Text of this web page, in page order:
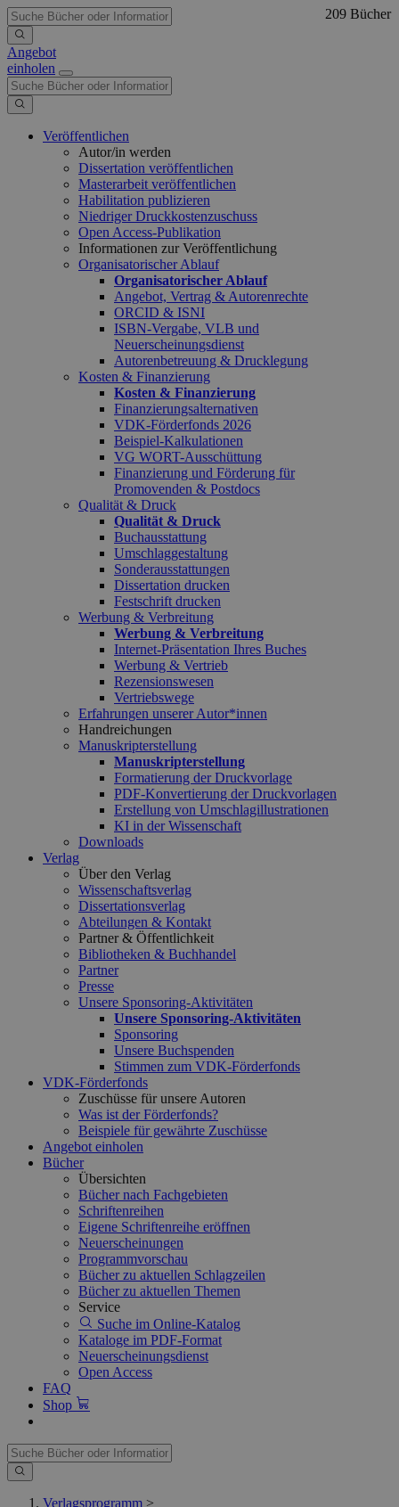
Angebot
einholen
Veröffentlichen
Autor/in werden
Dissertation veröffentlichen
Masterarbeit veröffentlichen
Habilitation publizieren
Niedriger Druckkostenzuschuss
Open Access-Publikation
Informationen zur Veröffentlichung
Organisatorischer Ablauf
Organisatorischer Ablauf
Angebot, Vertrag & Autorenrechte
ORCID & ISNI
ISBN-Vergabe, VLB und
Neuerscheinungsdienst
Autorenbetreuung & Drucklegung
Kosten & Finanzierung
Kosten & Finanzierung
Finanzierungsalternativen
VDK-Förderfonds 2026
Beispiel-Kalkulationen
VG WORT-Ausschüttung
Finanzierung und Förderung für
Promovenden & Postdocs
Qualität & Druck
Qualität & Druck
Buchausstattung
Umschlaggestaltung
Sonderausstattungen
Dissertation drucken
Festschrift drucken
Werbung & Verbreitung
Werbung & Verbreitung
Internet-Präsentation Ihres Buches
Werbung & Vertrieb
Rezensionswesen
Vertriebswege
Erfahrungen unserer Autor*innen
Handreichungen
Manuskripterstellung
Manuskripterstellung
Formatierung der Druckvorlage
PDF-Konvertierung der Druckvorlagen
Erstellung von Umschlagillustrationen
KI in der Wissenschaft
Downloads
Verlag
Über den Verlag
Wissenschaftsverlag
Dissertationsverlag
Abteilungen & Kontakt
Partner & Öffentlichkeit
Bibliotheken & Buchhandel
Partner
Presse
Unsere Sponsoring-Aktivitäten
Unsere Sponsoring-Aktivitäten
Sponsoring
Unsere Buchspenden
Stimmen zum VDK-Förderfonds
VDK-Förderfonds
Zuschüsse für unsere Autoren
Was ist der Förderfonds?
Beispiele für gewährte Zuschüsse
Angebot einholen
Bücher
Übersichten
Bücher nach Fachgebieten
Schriftenreihen
Eigene Schriftenreihe eröffnen
Neuerscheinungen
Programmvorschau
Bücher zu aktuellen Schlagzeilen
Bücher zu aktuellen Themen
Service
Suche im Online-Katalog
Kataloge im PDF-Format
Neuerscheinungsdienst
Open Access
FAQ
Shop
Verlagsprogramm >
209 Bücher